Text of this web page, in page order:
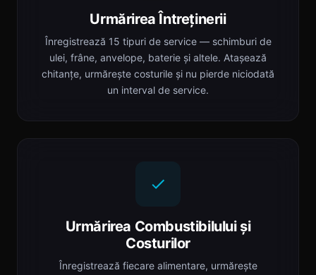
Urmărirea Întreținerii
Înregistrează 15 tipuri de service — schimburi de
ulei, frâne, anvelope, baterie și altele. Atașează
chitanțe, urmărește costurile și nu pierde niciodată
un interval de service.
Urmărirea Combustibilului și
Costurilor
Înregistrează fiecare alimentare, urmărește